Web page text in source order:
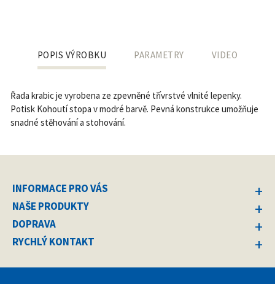
POPIS VÝROBKU PARAMETRY VIDEO
Řada krabic je vyrobena ze zpevněné třívrstvé vlnité lepenky.
Potisk Kohoutí stopa v modré barvě. Pevná konstrukce umožňuje
snadné stěhování a stohování.
INFORMACE PRO VÁS
NAŠE PRODUKTY
DOPRAVA
RYCHLÝ KONTAKT